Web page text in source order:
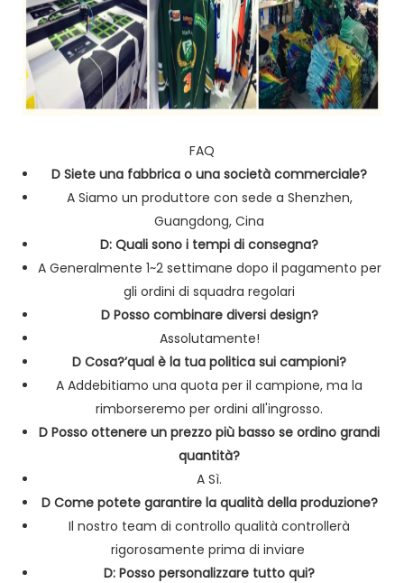
FAQ
D Siete una fabbrica o una società commerciale?
A Siamo un produttore con sede a Shenzhen,
Guangdong, Cina
D: Quali sono i tempi di consegna?
A Generalmente 1~2 settimane dopo il pagamento per
gli ordini di squadra regolari
D Posso combinare diversi design?
Assolutamente!
D Cosa?’qual è la tua politica sui campioni?
A Addebitiamo una quota per il campione, ma la
rimborseremo per ordini all'ingrosso.
D Posso ottenere un prezzo più basso se ordino grandi
quantità?
A Sì.
D Come potete garantire la qualità della produzione?
Il nostro team di controllo qualità controllerà
rigorosamente prima di inviare
D: Posso personalizzare tutto qui?